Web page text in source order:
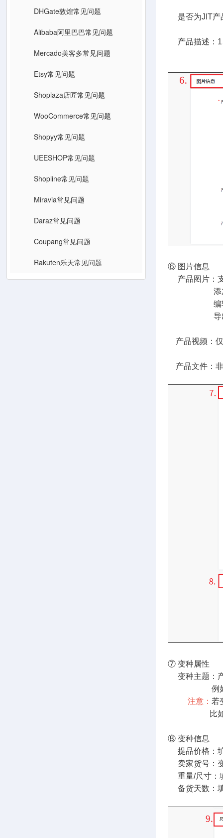
DHGate敦煌常见问题
Alibaba阿里巴巴常见问题
Mercado美客多常见问题
Etsy常见问题
Shoplaza店匠常见问题
WooCommerce常见问题
Shopyy常见问题
UEESHOP常见问题
Shopline常见问题
Miravia常见问题
Daraz常见问题
Coupang常见问题
Rakuten乐天常见问题
是否为JIT产
产品描述：1
⑥ 图片信息
产品图片：支
添加水印
编辑图片
导出全部
产品视频：仅
产品文件：
⑦ 变种属性
变种主题：
例如产品有
注意： 若
比如勾选了
⑧ 变种信息
提品价格：
卖家货号：
重量/尺寸：
备货天数：